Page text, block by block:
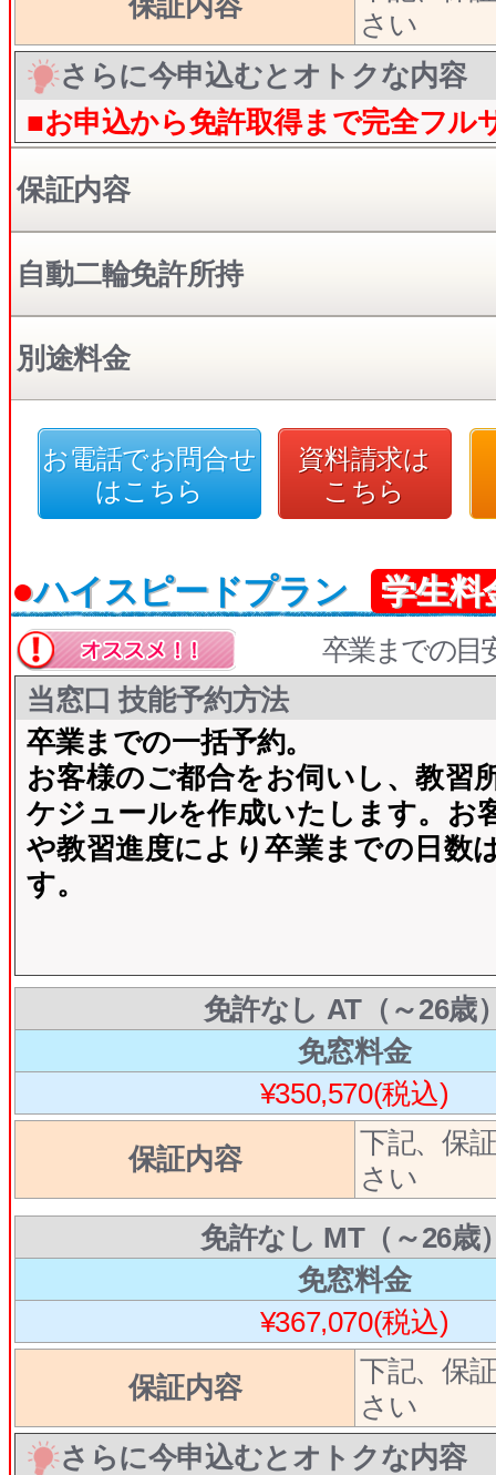
さい
さらに今申込むとオトクな内容
■お申込から免許取得まで完全フル
保証内容
自動二輪免許所持
別途料金
お電話でお問合せ
はこちら
資料請求は
こちら
●ハイスピードプラン 学生料
卒業までの目
当窓口 技能予約方法
卒業までの一括予約。
お客様のご都合をお伺いし、教習
ケジュールを作成いたします。お
や教習進度により卒業までの日数
す。
免許なし AT（～26歳
免窓料金
¥350,570(税込)
保証内容
下記、保
さい
免許なし MT（～26歳
免窓料金
¥367,070(税込)
保証内容
下記、保
さい
さらに今申込むとオトクな内容